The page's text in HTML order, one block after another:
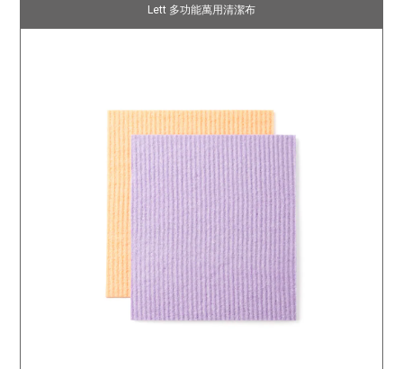
Lett 多功能萬用清潔布